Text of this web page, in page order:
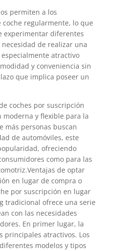
permiten a los
regularmente, lo que
experimentar diferentes
de realizar una
atractivo
y conveniencia sin
que implica poseer un
coches por suscripción
y flexible para la
más personas buscan
de automóviles, este
ofreciendo
como para las
de optar
en lugar de compra o
por suscripción en lugar
tradicional ofrece una serie
con las necesidades
En primer lugar, la
principales atractivos. Los
modelos y tipos